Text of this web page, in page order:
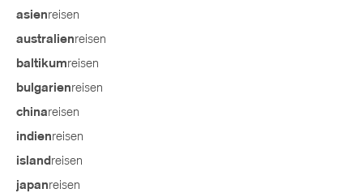
asienreisen
australienreisen
baltikumreisen
bulgarienreisen
chinareisen
indienreisen
island reisen
japanreisen